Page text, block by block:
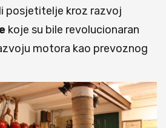
posjetitelje kroz razvoj
koje su bile revolucionaran
motora kao prevoznog